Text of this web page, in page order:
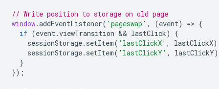
// Write position to storage on old page
window.addEventListener( 'pageswap' , (event) => {
if (event.viewTransition && lastClick)
{
sessionStorage. setItem( 'lastClickX' , lastClickX
sessionStorage. setItem( 'lastClickY' , lastClickY
}
});